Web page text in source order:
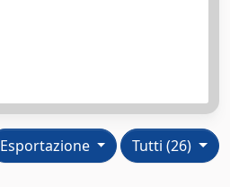
Tutti (26)
Esportazione